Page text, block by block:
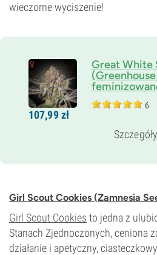
wieczorne wyciszenie!
Great White
6
Rodzice
Super Skunk x Brazilian x
20% Sativa
9–10 tygodni
CBD
0–1%
Typ kwitnienia
Fotoperiod
107,99zł
Szczegóły
Girl Scout Cookies (Zamnesia
Girl Scout Cookies to jedna z
Stanach Zjednoczonych, ceniona
działanie i apetyczny,